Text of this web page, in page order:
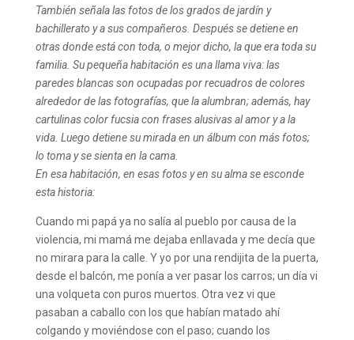
También señala las fotos de los grados de jardín y
bachillerato y a sus compañeros. Después se detiene en
otras donde está con toda, o mejor dicho, la que era toda su
familia. Su pequeña habitación es una llama viva: las
paredes blancas son ocupadas por recuadros de colores
alrededor de las fotografías, que la alumbran; además, hay
cartulinas color fucsia con frases alusivas al amor y a la
vida. Luego detiene su mirada en un álbum con más fotos;
lo toma y se sienta en la cama.
En esa habitación, en esas fotos y en su alma se esconde
esta historia:
Cuando mi papá ya no salía al pueblo por causa de la
violencia, mi mamá me dejaba enllavada y me decía que
no mirara para la calle. Y yo por una rendijita de la puerta,
desde el balcón, me ponía a ver pasar los carros; un día vi
una volqueta con puros muertos. Otra vez vi que
pasaban a caballo con los que habían matado ahí
colgando y moviéndose con el paso; cuando los